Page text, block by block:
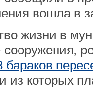
вошла
жизни в
бараков
из которых